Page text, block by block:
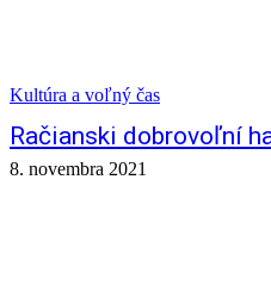
Kultúra a voľný čas
Račianski dobrovoľní
8. novembra 2021